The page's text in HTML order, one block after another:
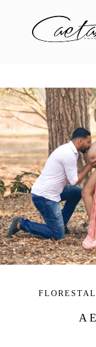
A